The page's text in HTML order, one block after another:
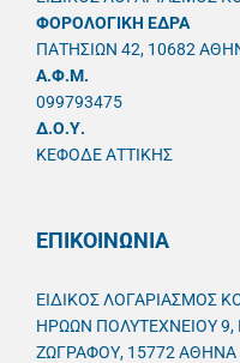
ΦΟΡΟΛΟΓΙΚΗ ΕΔΡΑ
ΠΑΤΗΣΙΩΝ 42, 10682
A.Φ.Μ.
099793475
Δ.Ο.Υ.
ΚΕΦΟΔΕ ΑΤΤΙΚΗΣ
ΕΠΙΚΟΙΝΩΝΙΑ
ΕΙΔΙΚΟΣ ΛΟΓΑΡΙΑΣΜΟΣ
ΗΡΩΩΝ ΠΟΛΥΤΕΧΝΕΙΟΥ
ΖΩΓΡΑΦΟΥ, 15772 ΑΘΗΝΑ